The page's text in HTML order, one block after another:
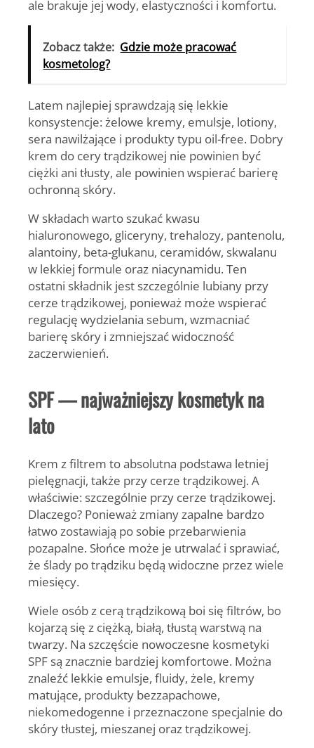
ale brakuje jej wody, elastyczności i komfortu.
Zobacz także: Gdzie może pracować
kosmetolog?
Latem najlepiej sprawdzają się lekkie
konsystencje: żelowe kremy, emulsje, lotiony,
sera nawilżające i produkty typu oil-free. Dobry
krem do cery trądzikowej nie powinien być
ciężki ani tłusty, ale powinien wspierać barierę
ochronną skóry.
W składach warto szukać kwasu
hialuronowego, gliceryny, trehalozy, pantenolu,
alantoiny, beta-glukanu, ceramidów, skwalanu
w lekkiej formule oraz niacynamidu. Ten
ostatni składnik jest szczególnie lubiany przy
cerze trądzikowej, ponieważ może wspierać
regulację wydzielania sebum, wzmacniać
barierę skóry i zmniejszać widoczność
zaczerwienień.
SPF — najważniejszy kosmetyk na
lato
Krem z filtrem to absolutna podstawa letniej
pielęgnacji, także przy cerze trądzikowej. A
właściwie: szczególnie przy cerze trądzikowej.
Dlaczego? Ponieważ zmiany zapalne bardzo
łatwo zostawiają po sobie przebarwienia
pozapalne. Słońce może je utrwalać i sprawiać,
że ślady po trądziku będą widoczne przez wiele
miesięcy.
Wiele osób z cerą trądzikową boi się filtrów, bo
kojarzą się z ciężką, białą, tłustą warstwą na
twarzy. Na szczęście nowoczesne kosmetyki
SPF są znacznie bardziej komfortowe. Można
znaleźć lekkie emulsje, fluidy, żele, kremy
matujące, produkty bezzapachowe,
niekomedogenne i przeznaczone specjalnie do
skóry tłustej, mieszanej oraz trądzikowej.